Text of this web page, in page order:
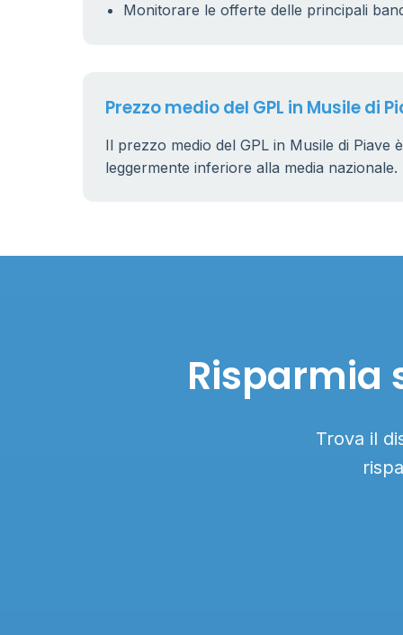
Monitorare le offerte delle principali
Prezzo medio del GPL in Musile di
Il prezzo medio del GPL in Musile di Piave
leggermente inferiore alla media nazionale.
Risparmia
Trova il